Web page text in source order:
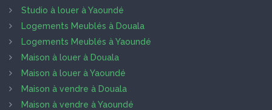
Studio à louer à Yaoundé
Logements Meublés à Douala
Logements Meublés à Yaoundé
Maison à louer à Douala
Maison à louer à Yaoundé
Maison à vendre à Douala
Maison à vendre à Yaoundé